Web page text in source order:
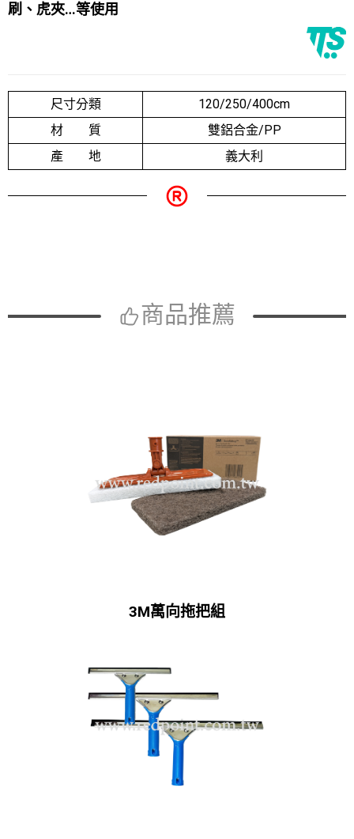
刷、虎夾…等使用
尺寸分類
120/250/400cm
材 質
雙鋁合金/PP
產 地
義大利
商品推薦
3M萬向拖把組